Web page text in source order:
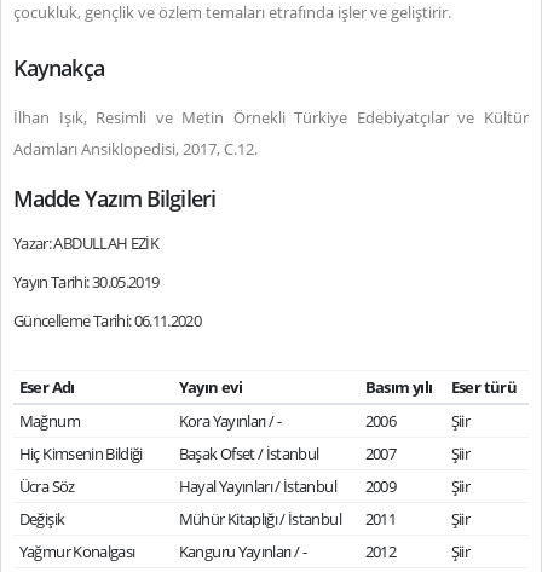
çocukluk, gençlik ve özlem temaları etrafında işler ve geliştirir.
Kaynakça
İlhan Işık, Resimli ve Metin Örnekli Türkiye Edebiyatçılar ve Kültür
Adamları Ansiklopedisi, 2017, C.12.
Madde Yazım Bilgileri
Yazar: ABDULLAH EZİK
Yayın Tarihi: 30.05.2019
Güncelleme Tarihi: 06.11.2020
Eser Adı Yayın evi Basım yılı
Eser türü
Mağnum
Kora Yayınları / - 2006
Şiir
Hiç Kimsenin Bildiği
Başak Ofset / İstanbul 2007
Şiir
Ücra Söz
Hayal Yayınları / İstanbul 2009
Şiir
Değişik
Mühür Kitaplığı / İstanbul 2011
Şiir
Yağmur Konalgası
Kanguru Yayınları / - 2012
Şiir